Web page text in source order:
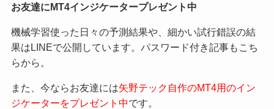
お友達にMT4インジケータープレゼント中
機械学習使った日々の予測結果や、細かい試行錯誤の結
果はLINEで公開しています。パスワード付き記事もこち
らから。
また、今ならお友達には矢野テック自作のMT4用のイン
ジケーターをプレゼント中です。